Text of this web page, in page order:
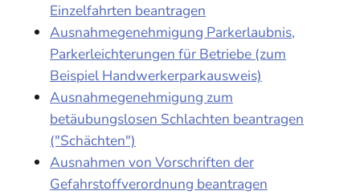
Einzelfahrten beantragen
Ausnahmegenehmigung Parkerlaubnis,
Parkerleichterungen für Betriebe (zum
Beispiel Handwerkerparkausweis)
Ausnahmegenehmigung zum
betäubungslosen Schlachten beantragen
("Schächten")
Ausnahmen von Vorschriften der
Gefahrstoffverordnung beantragen